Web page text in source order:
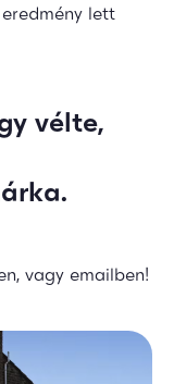
lett
vélte,
vagy emailben!